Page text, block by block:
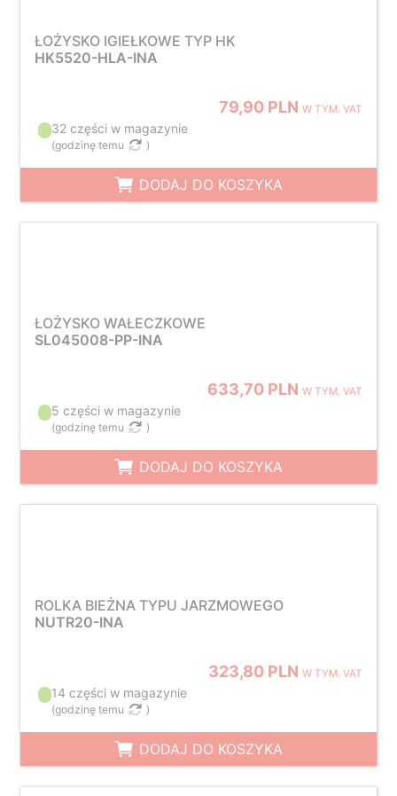
ŁOŻYSKO IGIEŁKOWE TYP HK
HK5520-HLA-INA
79,90 PLNW TYM. VAT
32 części w magazynie
(godzinę temu )
DODAJ DO KOSZYKA
ŁOŻYSKO WAŁECZKOWE
SL045008-PP-INA
633,70 PLNW TYM. VAT
5 części w magazynie
(godzinę temu )
DODAJ DO KOSZYKA
ROLKA BIEŻNA TYPU JARZMOWEGO
NUTR20-INA
323,80 PLNW TYM. VAT
14 części w magazynie
(godzinę temu )
DODAJ DO KOSZYKA